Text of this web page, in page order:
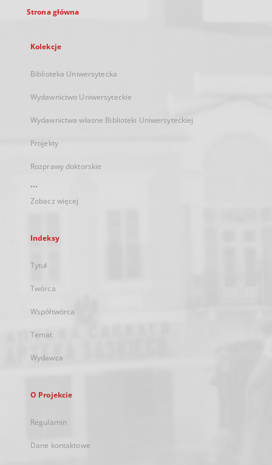
Strona główna
Kolekcje
Biblioteka Uniwersytecka
Wydawnictwo Uniwersyteckie
Wydawnictwa własne Biblioteki Uniwersyteckiej
Projekty
Rozprawy doktorskie
...
Zobacz więcej
Indeksy
Tytuł
Twórca
Współtwórca
Temat
Wydawca
O Projekcie
Regulamin
Dane kontaktowe